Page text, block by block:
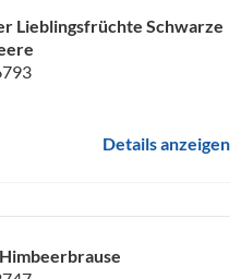
Lieblingsfrüchte Schwarze
Details anzeigen